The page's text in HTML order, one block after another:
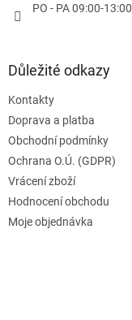
PO - PA 09:00-13:00
Důležité odkazy
Kontakty
Doprava a platba
Obchodní podmínky
Ochrana O.Ú. (GDPR)
Vrácení zboží
Hodnocení obchodu
Moje objednávka